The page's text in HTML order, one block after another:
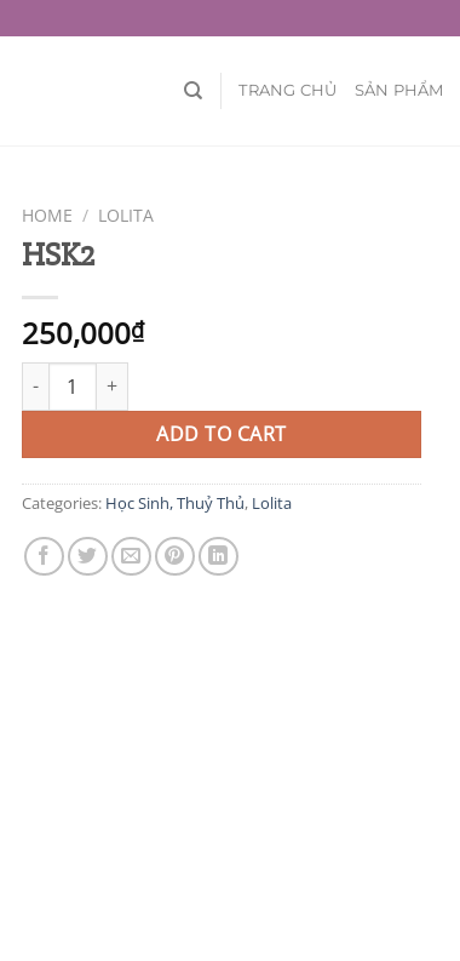
TRANG CHỦ SẢN PHẨM
HOME / LOLITA
HSK2
250,000₫
HSK2 quantity
ADD TO CART
Categories: Học Sinh, Thuỷ Thủ, Lolita